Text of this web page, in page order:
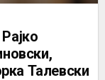
Талевски